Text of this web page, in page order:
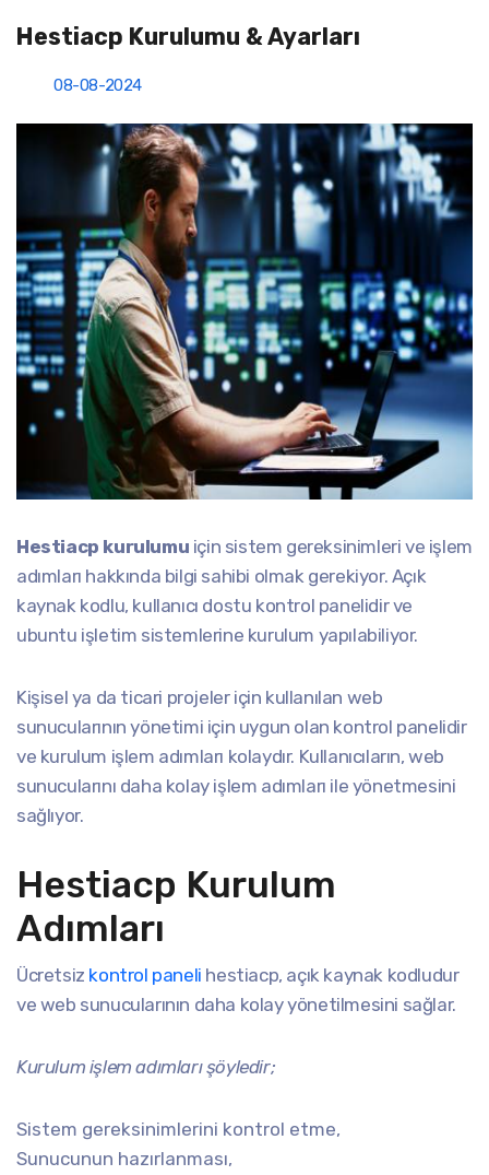
Hestiacp Kurulumu & Ayarları
08-08-2024
Hestiacp kurulumu için sistem gereksinimleri ve işlem
adımları hakkında bilgi sahibi olmak gerekiyor. Açık
kaynak kodlu, kullanıcı dostu kontrol panelidir ve
ubuntu işletim sistemlerine kurulum yapılabiliyor.
Kişisel ya da ticari projeler için kullanılan web
sunucularının yönetimi için uygun olan kontrol panelidir
ve kurulum işlem adımları kolaydır. Kullanıcıların, web
sunucularını daha kolay işlem adımları ile yönetmesini
sağlıyor.
Hestiacp Kurulum
Adımları
Ücretsiz kontrol paneli hestiacp, açık kaynak kodludur
ve web sunucularının daha kolay yönetilmesini sağlar.
Kurulum işlem adımları şöyledir;
Sistem gereksinimlerini kontrol etme,
Sunucunun hazırlanması,